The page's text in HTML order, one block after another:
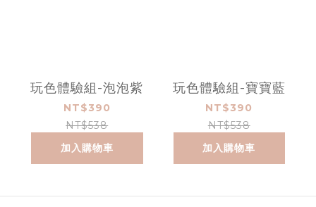
玩色體驗組-泡泡紫
NT$390
NT$538
加入購物車
玩色體驗組-寶寶藍
NT$390
NT$538
加入購物車